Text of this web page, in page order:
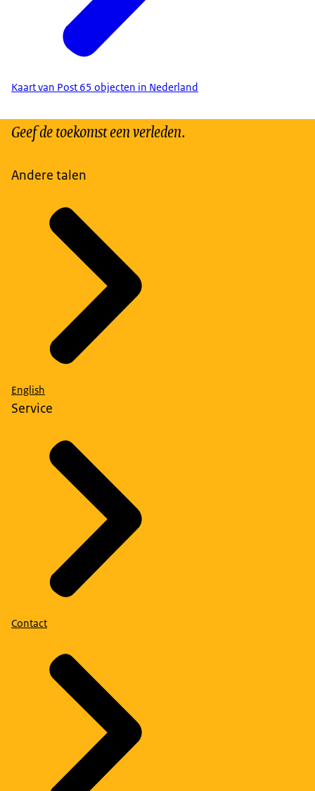
Kaart van Post 65 objecten in Nederland
Geef de toekomst een verleden.
Andere talen
English
Service
Contact